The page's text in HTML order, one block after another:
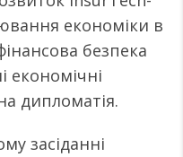
економіки в
безпека
економічні
дипломатія.
засіданні